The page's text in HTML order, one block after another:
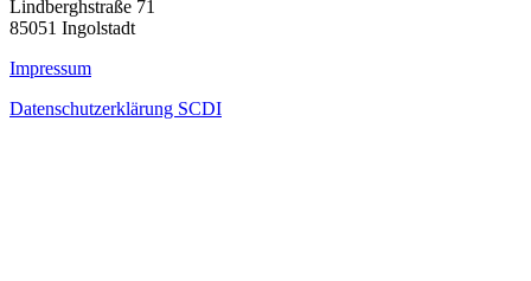
Lindberghstraße 71
85051 Ingolstadt
Impressum
Datenschutzerklärung SCDI